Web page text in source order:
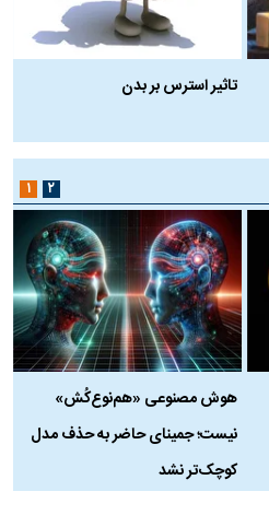
تاثیر استرس بر بدن
هوش مصنوعی «هم‌نوع‌کُش»
نیست؛ جمینای حاضر به حذف مدل
کوچک‌تر نشد
۱ ۲